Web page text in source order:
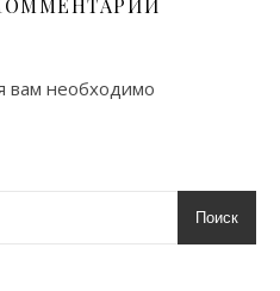
вам необходимо
Поиск